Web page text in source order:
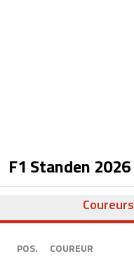
F1 Standen 2026
Coureurs
POS. COUREUR